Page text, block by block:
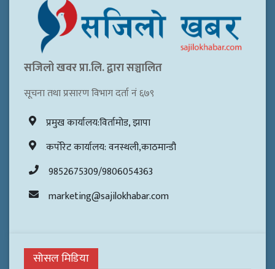
सजिलो खवर प्रा.लि. द्वारा सञ्चालित
सूचना तथा प्रसारण विभाग दर्ता नं ६७९
प्रमुख कार्यालय:विर्तामोड, झापा
कर्पोरेट कार्यालय: वनस्थली,काठमान्डौ
9852675309/9806054363
marketing@sajilokhabar.com
सोसल मिडिया